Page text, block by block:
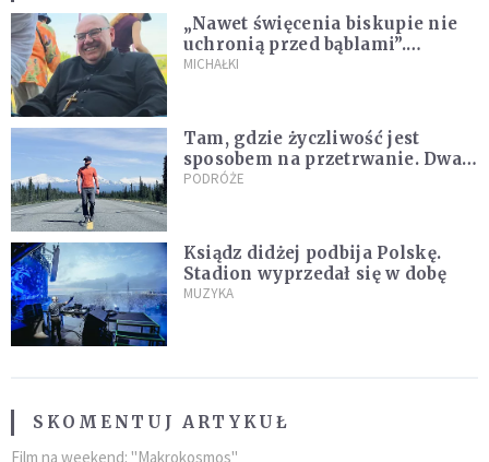
„Nawet święcenia biskupie nie
uchronią przed bąblami”.
Archidiecezja pokazała
MICHAŁKI
Tam, gdzie życzliwość jest
sposobem na przetrwanie. Dwa
tygodnie na Alasce [REPORTAŻ]
PODRÓŻE
Ksiądz didżej podbija Polskę.
Stadion wyprzedał się w dobę
MUZYKA
SKOMENTUJ ARTYKUŁ
Film na weekend: "Makrokosmos"